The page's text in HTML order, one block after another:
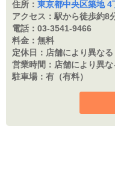
住所： 東京都中央区築地 4
アクセス： 駅から徒歩約8
電話： 03-3541-9466
料金： 無料
定休日： 店舗により異な
営業時間： 店舗により異な
駐車場： 有（有料）